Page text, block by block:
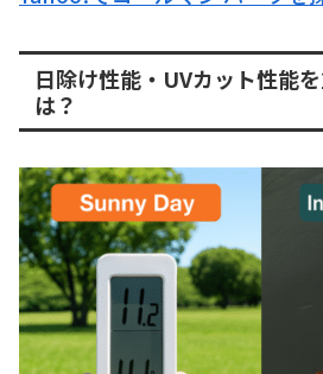
日除け性能・UVカット性能
は？